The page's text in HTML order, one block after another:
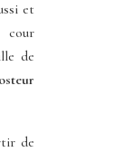
et
de
de